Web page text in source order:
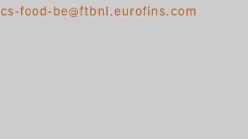
cs-food-be@ftbnl.eurofins.com